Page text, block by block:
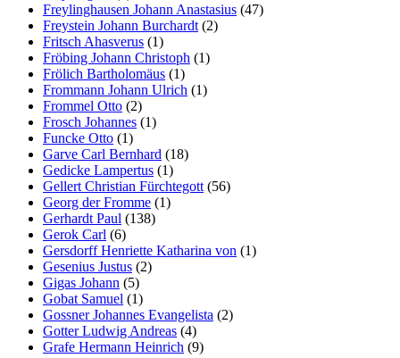
Freylinghausen Johann Anastasius (47)
Freystein Johann Burchardt (2)
Fritsch Ahasverus (1)
Fröbing Johann Christoph (1)
Frölich Bartholomäus (1)
Frommann Johann Ulrich (1)
Frommel Otto (2)
Frosch Johannes (1)
Funcke Otto (1)
Garve Carl Bernhard (18)
Gedicke Lampertus (1)
Gellert Christian Fürchtegott (56)
Georg der Fromme (1)
Gerhardt Paul (138)
Gerok Carl (6)
Gersdorff Henriette Katharina von (1)
Gesenius Justus (2)
Gigas Johann (5)
Gobat Samuel (1)
Gossner Johannes Evangelista (2)
Gotter Ludwig Andreas (4)
Grafe Hermann Heinrich (9)